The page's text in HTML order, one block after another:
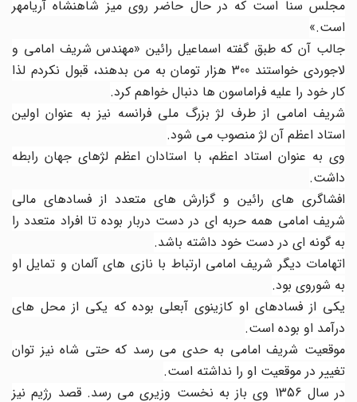
مجلس سنا است که در حال حاضر روی میز شاهنشاه آریامهر
است.»
جالب آن که طبق گفته اسماعیل رائین «مهندس شریف امامی و
لاجوردی خواستند 300 هزار تومان به من بدهند، قبول نکردم لذا
کار خود را علیه فراماسون ها دنبال خواهم کرد.
شریف امامی از طرف لژ بزرگ ملی فرانسه نیز به عنوان اولین
استاد اعظم آن لژ منصوب می شود.
وی به عنوان استاد اعظم، با استادان اعظم لژهای جهان رابطه
داشت.
افشاگری های رائین و گزارش های متعدد از فسادهای مالی
شریف امامی همه حربه ای در دست دربار بوده تا افراد متعدد را
به گونه ای در دست خود داشته باشد.
اتهامات دیگر شریف امامی ارتباط با نازی های آلمان و تمایل او
به شوروی بود.
یکی از فسادهای او کازینوی آبعلی بوده که یکی از محل های
درآمد او بوده است.
موقعیت شریف امامی به حدی می رسد که حتی شاه نیز توان
تغییر در موقعیت او را نداشته است.
در سال 1356 وی باز به نخست وزیری می رسد. قصد رژیم نیز